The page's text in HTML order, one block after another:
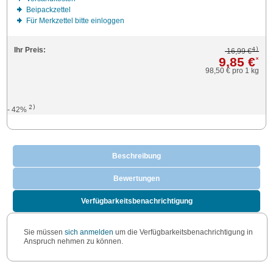
Beipackzettel
Für Merkzettel bitte einloggen
Ihr Preis: 16,99 €4)
9,85 €*
98,50 € pro 1 kg
- 42%2)
Beschreibung
Bewertungen
Verfügbarkeitsbenachrichtigung
Sie müssen sich anmelden um die Verfügbarkeitsbenachrichtigung in
Anspruch nehmen zu können.